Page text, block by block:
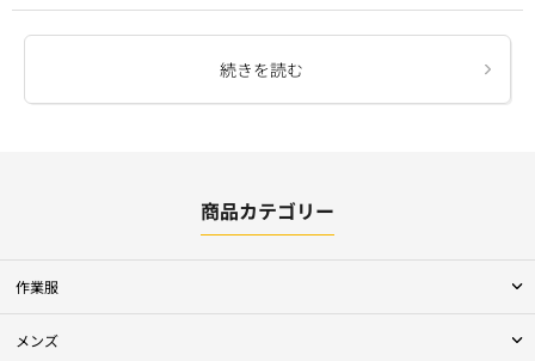
続きを読む
商品カテゴリー
作業服
メンズ